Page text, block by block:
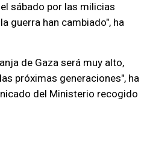
sábado por las milicias
guerra han cambiado", ha
de Gaza será muy alto,
próximas generaciones", ha
del Ministerio recogido